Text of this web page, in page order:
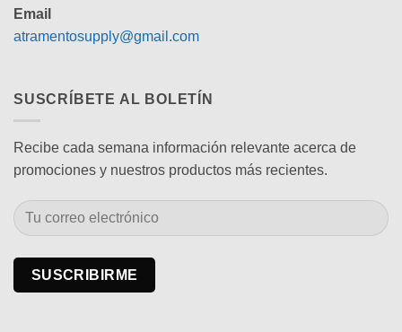
Email
atramentosupply@gmail.com
SUSCRÍBETE AL BOLETÍN
Recibe cada semana información relevante acerca de
promociones y nuestros productos más recientes.